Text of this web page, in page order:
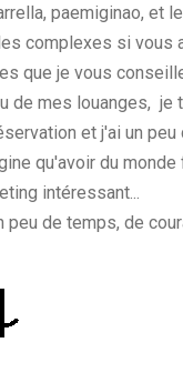
paemiginao, et
complexes si vous
que je vous
de mes louanges,
et j'ai un
qu'avoir du
intéressant...
peu de temps, de